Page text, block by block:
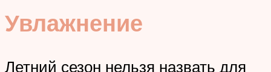
Увлажнение
Летний сезон нельзя назвать для